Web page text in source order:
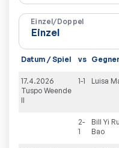
Einzel/Doppel
Datum / Spiel vs Gegner
17.4.2026
Tuspo Weende
II
1-1 Luisa
2-
1
Bill Yi
Bao